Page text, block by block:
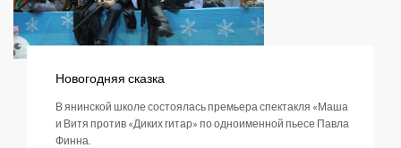
Новогодняя сказка
В янинской школе состоялась премьера спектакля «Маша
и Витя против «Диких гитар» по одноименной пьесе Павла
Финна.